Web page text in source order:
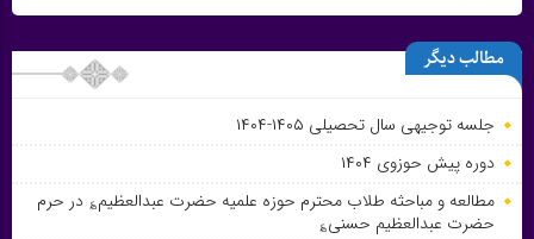
مطالب دیگر
جلسه توجیهی سال تحصیلی ۱۴۰۵-۱۴۰۴
دوره پیش حوزوی ۱۴۰۴
مطالعه و مباحثه طلاب محترم حوزه علمیه حضرت عبدالعظیم؏ در حرم
حضرت عبدالعظیم حسنی؏